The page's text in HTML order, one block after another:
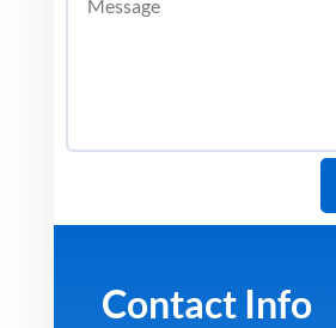
Contact Info